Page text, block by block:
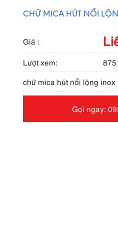
CHỮ MICA HÚT NỔI
Giá :
Lượt xem:
875
chữ mica hút nổi lộng inox
Gọi ngay: